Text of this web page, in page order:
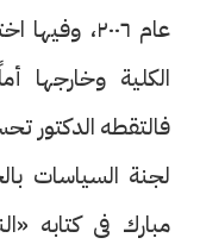
عام ٢٠٠٦،
الكلية وخارجها
فالتقطه الدكتور
لجنة السياسات
مبارك فى كتابه